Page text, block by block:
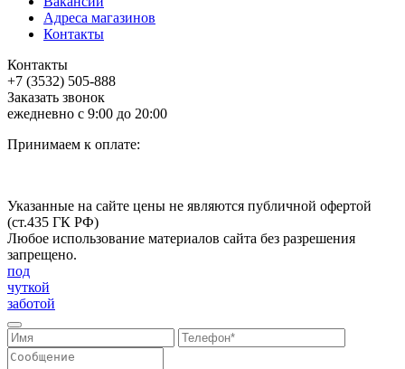
Адреса магазинов
Контакты
Контакты
+7 (3532) 505-888
Заказать звонок
ежедневно с 9:00 до 20:00
Принимаем к оплате:
Указанные на сайте цены не являются публичной офертой
(ст.435 ГК РФ)
Любое использование материалов сайта без разрешения
запрещено.
под
чуткой
заботой